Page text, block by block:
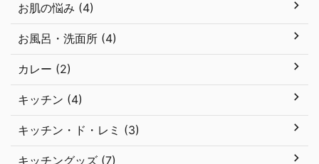
お肌の悩み (4)
お風呂・洗面所 (4)
カレー (2)
キッチン (4)
キッチン・ド・レミ (3)
キッチングッズ (7)